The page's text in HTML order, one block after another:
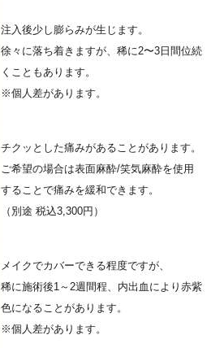
注入後少し膨らみが生じます。
徐々に落ち着きますが、稀に2〜3日間位続
くこともあります。
※個人差があります。
チクッとした痛みがあることがあります。
ご希望の場合は表面麻酔/笑気麻酔を使用
することで痛みを緩和できます。
（別途 税込3,300円）
メイクでカバーできる程度ですが、
稀に施術後1～2週間程、内出血により赤紫
色になることがあります。
※個人差があります。